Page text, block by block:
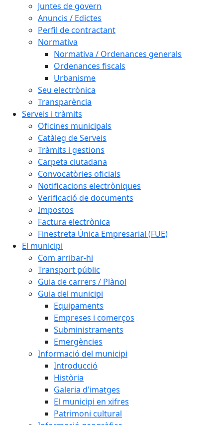
Juntes de govern
Anuncis / Edictes
Perfil de contractant
Normativa
Normativa / Ordenances generals
Ordenances fiscals
Urbanisme
Seu electrònica
Transparència
Serveis i tràmits
Oficines municipals
Catàleg de Serveis
Tràmits i gestions
Carpeta ciutadana
Convocatòries oficials
Notificacions electròniques
Verificació de documents
Impostos
Factura electrònica
Finestreta Única Empresarial (FUE)
El municipi
Com arribar-hi
Transport públic
Guia de carrers / Plànol
Guia del municipi
Equipaments
Empreses i comerços
Subministraments
Emergències
Informació del municipi
Introducció
Història
Galeria d'imatges
El municipi en xifres
Patrimoni cultural